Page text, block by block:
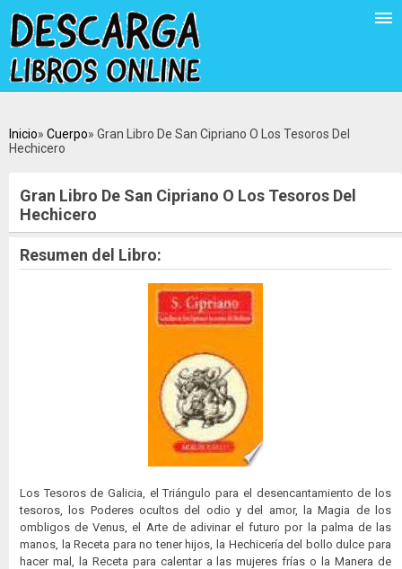
Inicio Cuerpo
Gran Libro De San Cipriano O Los Tesoros Del
Hechicero
Gran Libro De San Cipriano O Los Tesoros Del
Hechicero
Resumen del Libro:
Los Tesoros de Galicia, el Triángulo para el desencantamiento de los
tesoros, los Poderes ocultos del odio y del amor, la Magia de los
ombligos de Venus, el Arte de adivinar el futuro por la palma de las
manos, la Receta para no tener hijos, la Hechicería del bollo dulce para
hacer mal, la Receta para calentar a las mujeres frías o la Manera de